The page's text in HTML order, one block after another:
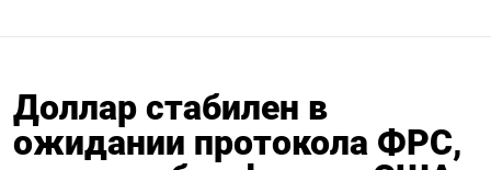
Доллар стабилен в
ожидании протокола ФРС,